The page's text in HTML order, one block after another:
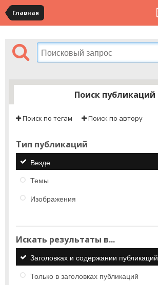
Главная
Поиск публикаций
Поиск по тегам Поиск по автору
Тип публикаций
Везде
Темы
Изображения
Искать результаты в...
Заголовках и содержании публикаций
Только в заголовках публикаций